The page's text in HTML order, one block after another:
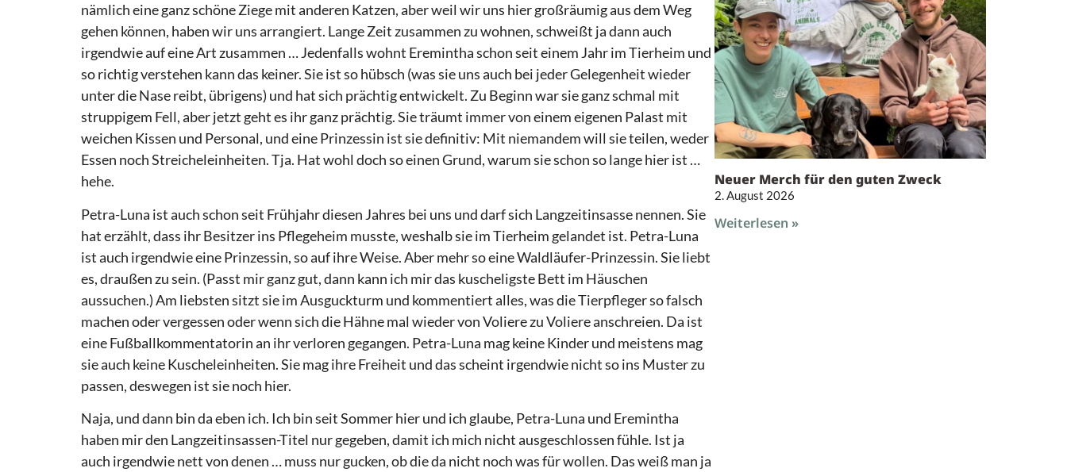
nämlich eine ganz schöne Ziege mit anderen Katzen, aber weil wir uns hier großräumig aus dem Weg
gehen können, haben wir uns arrangiert. Lange Zeit zusammen zu wohnen, schweißt ja dann auch
irgendwie auf eine Art zusammen … Jedenfalls wohnt Eremintha schon seit einem Jahr im Tierheim und
so richtig verstehen kann das keiner. Sie ist so hübsch (was sie uns auch bei jeder Gelegenheit wieder
unter die Nase reibt, übrigens) und hat sich prächtig entwickelt. Zu Beginn war sie ganz schmal mit
struppigem Fell, aber jetzt geht es ihr ganz prächtig. Sie träumt immer von einem eigenen Palast mit
weichen Kissen und Personal, und eine Prinzessin ist sie definitiv: Mit niemandem will sie teilen, weder
Essen noch Streicheleinheiten. Tja. Hat wohl doch so einen Grund, warum sie schon so lange hier ist …
hehe.
Petra-Luna ist auch schon seit Frühjahr diesen Jahres bei uns und darf sich Langzeitinsasse nennen. Sie
hat erzählt, dass ihr Besitzer ins Pflegeheim musste, weshalb sie im Tierheim gelandet ist. Petra-Luna
ist auch irgendwie eine Prinzessin, so auf ihre Weise. Aber mehr so eine Waldläufer-Prinzessin. Sie liebt
es, draußen zu sein. (Passt mir ganz gut, dann kann ich mir das kuscheligste Bett im Häuschen
aussuchen.) Am liebsten sitzt sie im Ausguckturm und kommentiert alles, was die Tierpfleger so falsch
machen oder vergessen oder wenn sich die Hähne mal wieder von Voliere zu Voliere anschreien. Da ist
eine Fußballkommentatorin an ihr verloren gegangen. Petra-Luna mag keine Kinder und meistens mag
sie auch keine Kuscheleinheiten. Sie mag ihre Freiheit und das scheint irgendwie nicht so ins Muster zu
passen, deswegen ist sie noch hier.
Naja, und dann bin da eben ich. Ich bin seit Sommer hier und ich glaube, Petra-Luna und Eremintha
haben mir den Langzeitinsassen-Titel nur gegeben, damit ich mich nicht ausgeschlossen fühle. Ist ja
auch irgendwie nett von denen … muss nur gucken, ob die da nicht noch was für wollen. Das weiß man ja
Neuer Merch für den guten Zweck
2. August 2026
Weiterlesen »